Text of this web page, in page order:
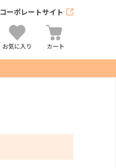
コーポレートサイト
お気に入り カート